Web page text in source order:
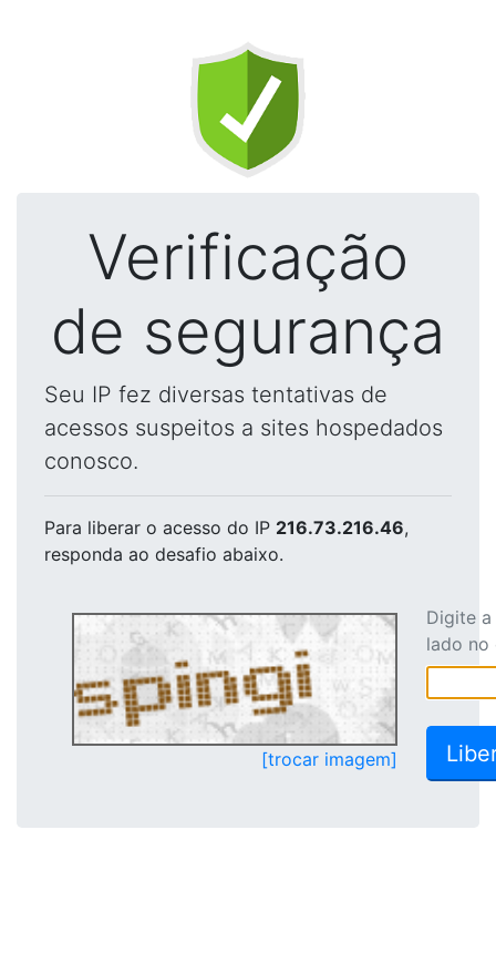
Verificação
de segurança
Seu IP fez diversas tentativas de
acessos suspeitos a sites hospedados
conosco.
Para liberar o acesso do IP 216.73.216.46,
responda ao desafio abaixo.
[trocar imagem]
Digite
lado no